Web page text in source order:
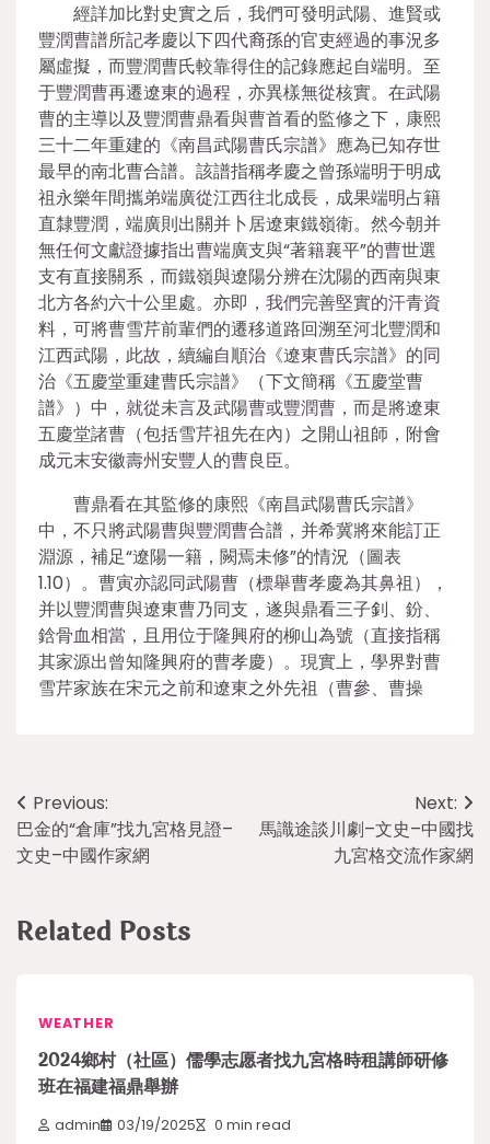
經詳加比對史實之后，我們可發明武陽、進賢或
豐潤曹譜所記孝慶以下四代裔孫的官吏經過的事況多
屬虛擬，而豐潤曹氏較靠得住的記錄應起自端明。至
于豐潤曹再遷遼東的過程，亦異樣無從核實。在武陽
曹的主導以及豐潤曹鼎看與曹首看的監修之下，康熙
三十二年重建的《南昌武陽曹氏宗譜》應為已知存世
最早的南北曹合譜。該譜指稱孝慶之曾孫端明于明成
祖永樂年間攜弟端廣從江西往北成長，成果端明占籍
直隸豐潤，端廣則出關并卜居遼東鐵嶺衛。然今朝并
無任何文獻證據指出曹端廣支與“著籍襄平”的曹世選
支有直接關系，而鐵嶺與遼陽分辨在沈陽的西南與東
北方各約六十公里處。亦即，我們完善堅實的汗青資
料，可將曹雪芹前輩們的遷移道路回溯至河北豐潤和
江西武陽，此故，續編自順治《遼東曹氏宗譜》的同
治《五慶堂重建曹氏宗譜》（下文簡稱《五慶堂曹
譜》）中，就從未言及武陽曹或豐潤曹，而是將遼東
五慶堂諸曹（包括雪芹祖先在內）之開山祖師，附會
成元末安徽壽州安豐人的曹良臣。
曹鼎看在其監修的康熙《南昌武陽曹氏宗譜》
中，不只將武陽曹與豐潤曹合譜，并希冀將來能訂正
淵源，補足“遼陽一籍，闕焉未修”的情況（圖表
1.10）。曹寅亦認同武陽曹（標舉曹孝慶為其鼻祖），
并以豐潤曹與遼東曹乃同支，遂與鼎看三子釗、鈖、
鋡骨血相當，且用位于隆興府的柳山為號（直接指稱
其家源出曾知隆興府的曹孝慶）。現實上，學界對曹
雪芹家族在宋元之前和遼東之外先祖（曹參、曹操
Post
navigation
Previous:
巴金的“倉庫”找九宮格見證–
文史–中國作家網
Next:
馬識途談川劇–文史–中國找
九宮格交流作家網
Related Posts
WEATHER
2024鄉村（社區）儒學志愿者找九宮格時租講師研修
班在福建福鼎舉辦
admin 03/19/2025 0 min read